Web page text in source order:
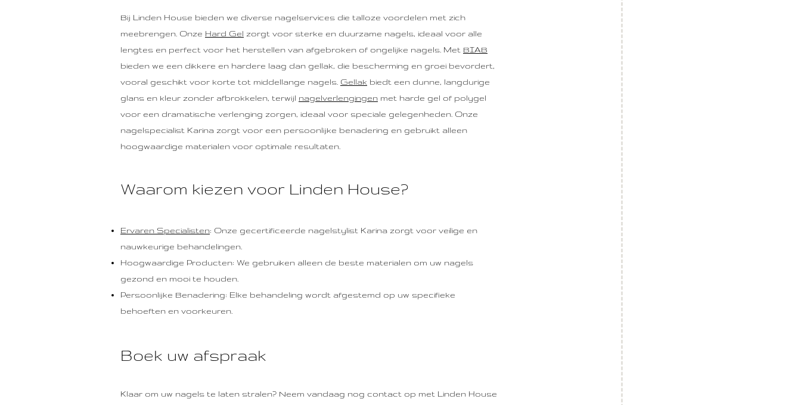
Waarom kiezen voor Linden House?
Ervaren Specialisten: Onze gecertificeerde nagelstylist Karina zorgt voor veilige en
nauwkeurige behandelingen.
Hoogwaardige Producten: We gebruiken alleen de beste materialen om uw nagels
gezond en mooi te houden.
Persoonlijke Benadering: Elke behandeling wordt afgestemd op uw specifieke
behoeften en voorkeuren.
Bij Linden House bieden we diverse nagelservices die talloze voordelen met zich
meebrengen. Onze Hard Gel zorgt voor sterke en duurzame nagels, ideaal voor alle
lengtes en perfect voor het herstellen van afgebroken of ongelijke nagels. Met BIAB
bieden we een dikkere en hardere laag dan gellak, die bescherming en groei bevordert,
vooral geschikt voor korte tot middellange nagels. Gellak biedt een dunne, langdurige
glans en kleur zonder afbrokkelen, terwijl nagelverlengingen met harde gel of polygel
voor een dramatische verlenging zorgen, ideaal voor speciale gelegenheden. Onze
nagelspecialist Karina zorgt voor een persoonlijke benadering en gebruikt alleen
hoogwaardige materialen voor optimale resultaten.
Boek uw afspraak
Klaar om uw nagels te laten stralen? Neem vandaag nog contact op met Linden House